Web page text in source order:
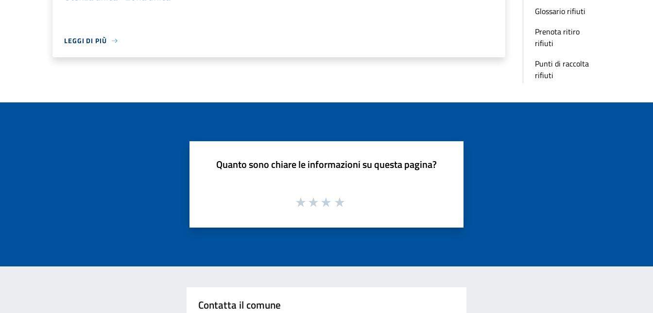
LEGGI DI PIÙ
Glossario rifiuti
Prenota ritiro
rifiuti
Punti di raccolta
rifiuti
Quanto sono chiare le informazioni su questa pagina?
Contatta il comune